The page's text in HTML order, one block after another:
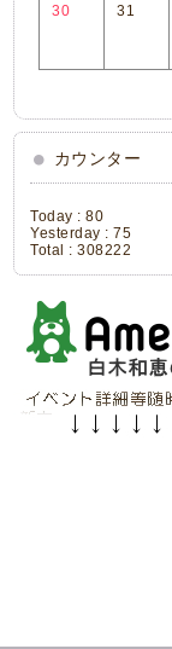
30 31
カウンター
Today :80
Yesterday :75
Total :308222